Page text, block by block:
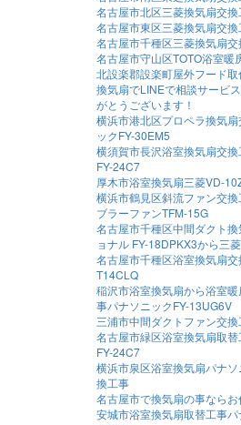
名古屋市北区三菱換気扇交換
名古屋市東区三菱換気扇交換
名古屋市千種区三菱換気扇交
名古屋市守山区TOTO浴室暖
北設楽郡設楽町屋外フード取
換気扇でLINEで相談サービ
がとうございます！
横浜市港北区プロペラ換気
ックFY-30EM5
横須賀市長沢浴室換気扇交
FY-24C7
厚木市浴室換気扇三菱VD-
横浜市鶴見区斜流ファン交
ブラーファンTFM-15G
名古屋市千種区中間ダクト
ョナル FY-18DPKX3から三
名古屋市千種区浴室換気扇
T14CLQ
稲沢市浴室換気扇から浴室
事パナソニックFY-13UG6V
三浦市中間ダクトファン交
名古屋市緑区浴室換気扇取
FY-24C7
横浜市泉区浴室換気扇パナ
換工事
名古屋市で換気扇の事ならお
安城市浴室換気扇取替工事